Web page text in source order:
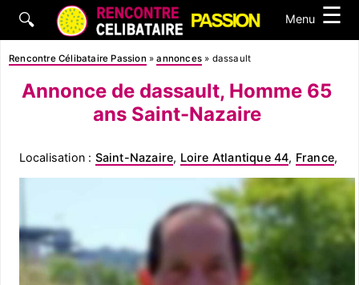
🔍 Menu ☰
Rencontre Célibataire Passion »annonces » dassault
Annonce de dassault, Homme 65
ans Saint-Nazaire
Localisation : Saint-Nazaire, Loire Atlantique 44, France,